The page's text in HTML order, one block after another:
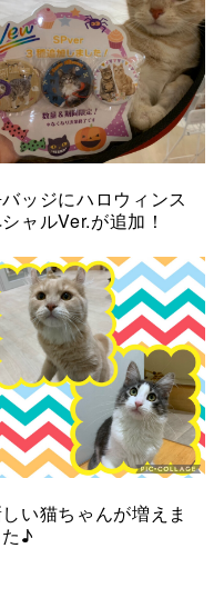
ッジにハロウィンス
ャルVer.が追加！
い猫ちゃんが増えま
た♪